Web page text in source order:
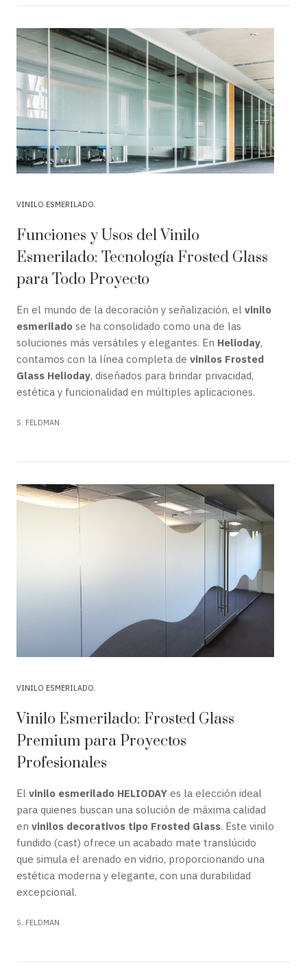
VINILO ESMERILADO
Funciones y Usos del Vinilo
Esmerilado: Tecnología Frosted Glass
para Todo Proyecto
En el mundo de la decoración y señalización, el vinilo
esmerilado se ha consolidado como una de las
soluciones más versátiles y elegantes. En Helioday,
contamos con la línea completa de vinilos Frosted
Glass Helioday, diseñados para brindar privacidad,
estética y funcionalidad en múltiples aplicaciones.
S. FELDMAN
VINILO ESMERILADO
Vinilo Esmerilado: Frosted Glass
Premium para Proyectos
Profesionales
El vinilo esmerilado HELIODAY es la elección ideal
para quienes buscan una solución de máxima calidad
en vinilos decorativos tipo Frosted Glass. Este vinilo
fundido (cast) ofrece un acabado mate translúcido
que simula el arenado en vidrio, proporcionando una
estética moderna y elegante, con una durabilidad
excepcional.
S. FELDMAN